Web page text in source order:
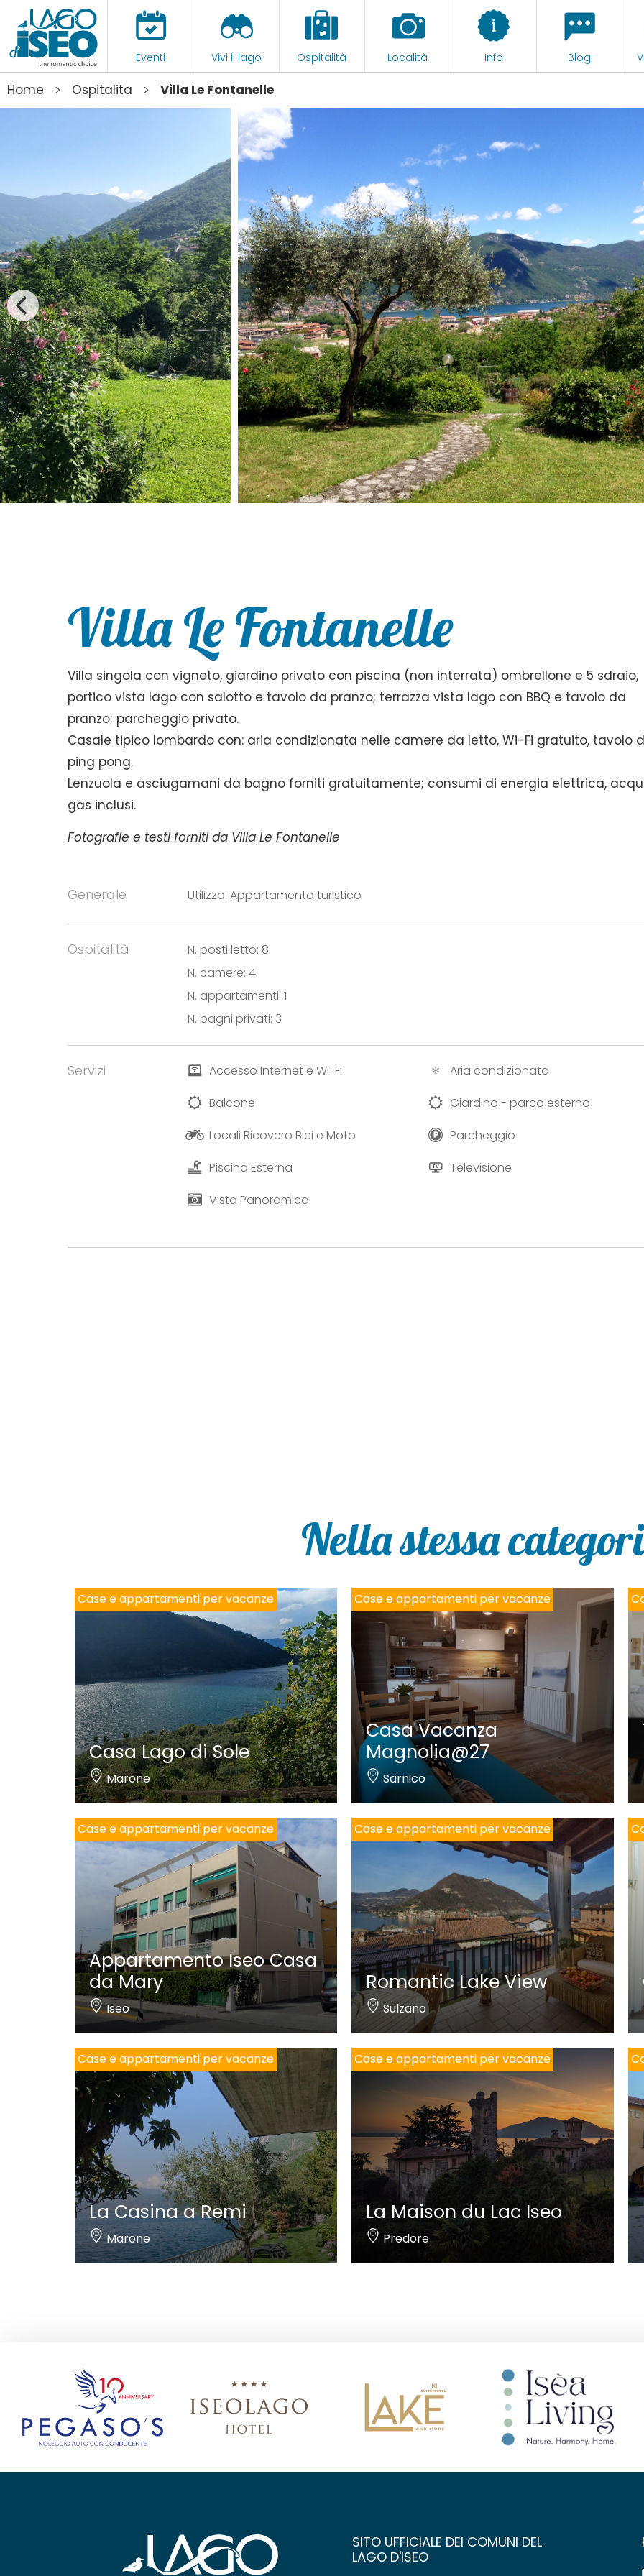
Eventi Vivi il lago Ospitalità Località Info Blog
Home > Ospitalita > Villa Le Fontanelle
Villa Le Fontanelle
Villa singola con vigneto, giardino privato con piscina (non interrata) ombrellone e 5 sdraio,
portico vista lago con salotto e tavolo da pranzo; terrazza vista lago con BBQ e tavolo da
pranzo; parcheggio privato.
Casale tipico lombardo con: aria condizionata nelle camere da letto, Wi-Fi gratuito, tavolo
ping pong.
Lenzuola e asciugamani da bagno forniti gratuitamente; consumi di energia elettrica,
gas inclusi.
Fotografie e testi forniti da Villa Le Fontanelle
Generale Utilizzo: Appartamento turistico
Ospitalità
N. posti letto: 8
N. camere: 4
N. appartamenti: 1
N. bagni privati: 3
Servizi Accesso Internet e Wi-Fi
Aria condizionata
Balcone
Giardino - parco esterno
Locali Ricovero Bici e Moto
Parcheggio
Piscina Esterna
Televisione
Vista Panoramica
Nella stessa
Case e appartamenti per vacanze
Casa Lago di Sole
Marone
Case e appartamenti per vacanze
Casa Vacanza
Magnolia@27
Sarnico
Case e appartamenti per vacanze
Appartamento Iseo Casa
da Mary
Iseo
Case e appartamenti per vacanze
Romantic Lake View
Sulzano
Case e appartamenti per vacanze
La Casina a Remi
Marone
Case e appartamenti per vacanze
La Maison du Lac Iseo
Predore
SITO UFFICIALE DEI COMUNI DEL
LAGO D'ISEO